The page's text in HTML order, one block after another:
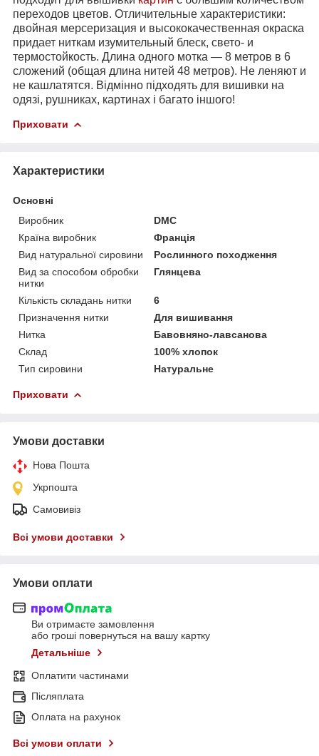
переходов цветов. Отличительные характеристики:
двойная мерсеризация и высококачественная окраска
придает ниткам изумительный блеск, свето- и
термостойкость. Длина одного мотка ― 8 метров в 6
сложений (общая длина нитей 48 метров). Не леняют и
не кашлатятся. Відмінно підходять для вишивки на
одязі, рушниках, картинах і багато іншого!
Приховати
Характеристики
Основні
Виробник
DMC
Країна виробник
Франція
Вид натуральної сировини
Рослинного походження
Вид за способом обробки
нитки
Глянцева
Кількість складань нитки
6
Призначення нитки
Для вишивання
Нитка
Бавовняно-лавсанова
Склад
100% хлопок
Тип сировини
Натуральне
Приховати
Умови доставки
Нова Пошта
Укрпошта
Самовивіз
Всі умови доставки
Умови оплати
Ви отримаєте замовлення
або гроші повернуться на вашу картку
Детальніше
Оплатити частинами
Післяплата
Оплата на рахунок
Всі умови оплати